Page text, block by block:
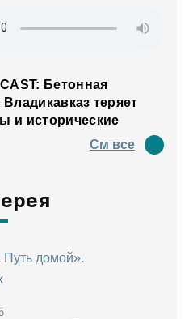
Бетонная
теряет
и исторические
См все